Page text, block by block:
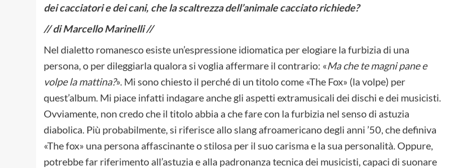
dei cacciatori e dei cani, che la scaltrezza dell’animale cacciato richiede?
// di Marcello Marinelli //
Nel dialetto romanesco esiste un’espressione idiomatica per elogiare la furbizia di una
persona, o per dileggiarla qualora si voglia affermare il contrario: «Ma che te magni pane e
volpe la mattina?». Mi sono chiesto il perché di un titolo come «The Fox» (la volpe) per
quest’album. Mi piace infatti indagare anche gli aspetti extramusicali dei dischi e dei musicisti.
Ovviamente, non credo che il titolo abbia a che fare con la furbizia nel senso di astuzia
diabolica. Più probabilmente, si riferisce allo slang afroamericano degli anni ’50, che definiva
«The fox» una persona affascinante o stilosa per il suo carisma e la sua personalità. Oppure,
potrebbe far riferimento all’astuzia e alla padronanza tecnica dei musicisti, capaci di suonare